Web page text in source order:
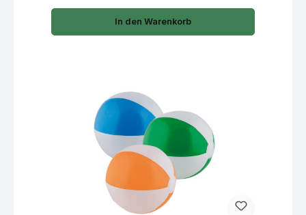
In den Warenkorb